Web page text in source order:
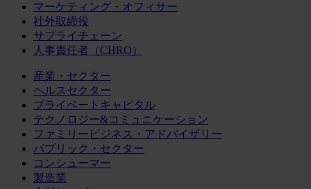
マーケティング・オフィサー
社外取締役
サプライチェーン
人事責任者（CHRO）
産業・セクター
ヘルスセクター
プライベートキャピタル
テクノロジー&コミュニケーション
ファミリービジネス・アドバイザリー
パブリック・セクター
コンシューマー
製造業